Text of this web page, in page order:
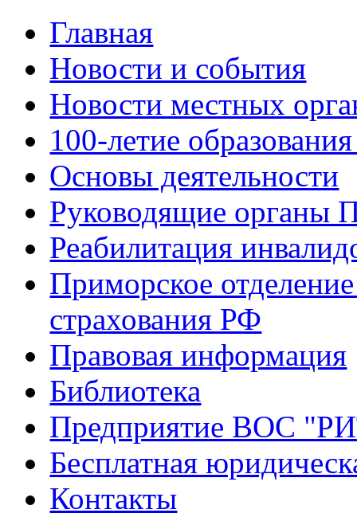
Главная
Новости и события
Новости местных
100-летие
Основы деятельности
Руководящие органы
Реабилитация
Приморское
страхования РФ
Правовая информация
Библиотека
Предприятие ВОС
Бесплатная
Контакты